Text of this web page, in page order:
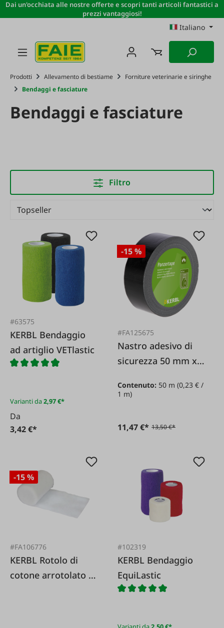
Passa al contenuto principale
Dai un'occhiata alle nostre offerte e scopri tanti articoli fantastici a
prezzi vantaggiosi!
Italiano
Prodotti Allevamento di bestiame
Forniture veterinarie e siringhe
Bendaggi e fasciature
Bendaggi e fasciature
Filtro
#63575
KERBL Bendaggio
ad artiglio VETlastic
Varianti da2,97 €*
Da
3,42 €*
-15 %
#FA125675
Nastro adesivo di
sicurezza 50 mm x
Contenuto: 50 m(0,23 € /
1 m)
11,47 €* 13,50 €*
-15 %
#FA106776
KERBL Rotolo di
cotone arrotolato 8
#102319
KERBL Bendaggio
EquiLastic